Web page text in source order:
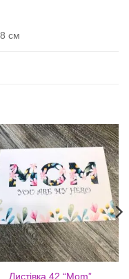
см
Листівка 42 “Mom”